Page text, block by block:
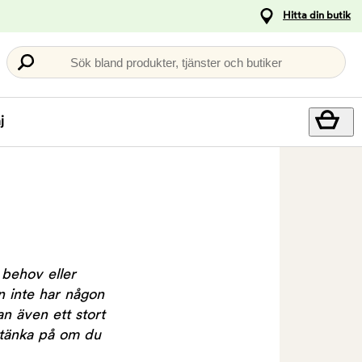
Hitta din butik
Sök bland produkter, tjänster och butiker
eller
inte har någon
även ett stort
på om du